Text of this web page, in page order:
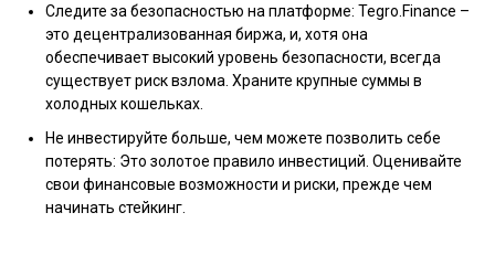
Следите за безопасностью на платформе: Tegro.Finance –
это децентрализованная биржа, и, хотя она
обеспечивает высокий уровень безопасности, всегда
существует риск взлома. Храните крупные суммы в
холодных кошельках.
Не инвестируйте больше, чем можете позволить себе
потерять: Это золотое правило инвестиций. Оценивайте
свои финансовые возможности и риски, прежде чем
начинать стейкинг.